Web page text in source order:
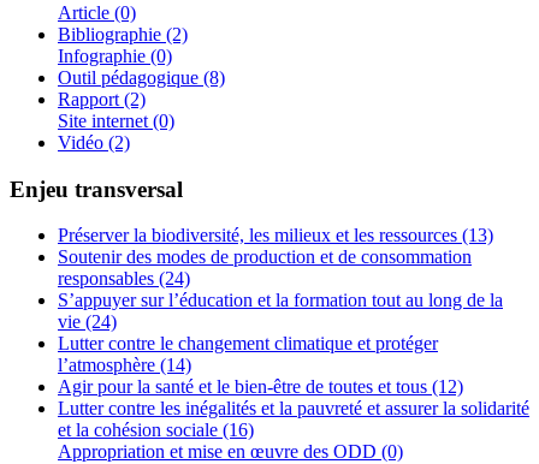
Article (0)
Bibliographie (2)
Infographie (0)
Outil pédagogique (8)
Rapport (2)
Site internet (0)
Vidéo (2)
Enjeu transversal
Préserver la biodiversité, les milieux et les ressources (13)
Soutenir des modes de production et de consommation
responsables (24)
S’appuyer sur l’éducation et la formation tout au long de la
vie (24)
Lutter contre le changement climatique et protéger
l’atmosphère (14)
Agir pour la santé et le bien-être de toutes et tous (12)
Lutter contre les inégalités et la pauvreté et assurer la solidarité
et la cohésion sociale (16)
Appropriation et mise en œuvre des ODD (0)